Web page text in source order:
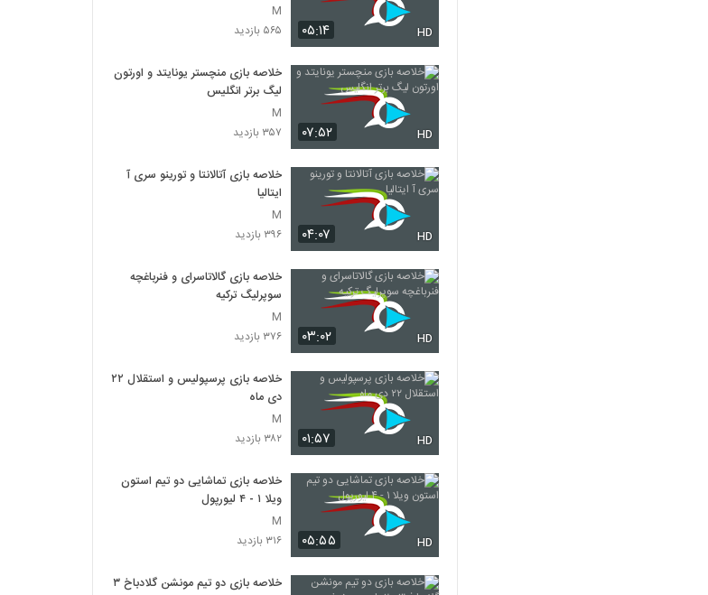
۰۵:۱۴ HD
M
۵۶۵ بازدید
۰۷:۵۲ HD
خلاصه بازی منچستر یونایتد و اورتون
لیگ برتر انگلیس
M
۳۵۷ بازدید
۰۴:۰۷ HD
خلاصه بازی آتالانتا و تورینو سری آ
ایتالیا
M
۳۹۶ بازدید
۰۳:۰۲ HD
خلاصه بازی گالاتاسرای و فنرباغچه
سوپرلیگ ترکیه
M
۳۷۶ بازدید
۰۱:۵۷ HD
خلاصه بازی پرسپولیس و استقلال ۲۲
دی ماه
M
۳۸۲ بازدید
۰۵:۵۵ HD
خلاصه بازی تماشایی دو تیم استون
ویلا ۱ - ۴ لیورپول
M
۳۱۶ بازدید
خلاصه بازی دو تیم مونشن گلادباخ ۳